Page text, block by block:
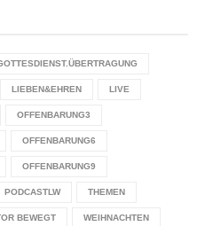
LIEBEN&EHREN LIVE
OFFENBARUNG3
OFFENBARUNG6
OFFENBARUNG9
PODCASTLW THEMEN
BEWEGT WEIHNACHTEN